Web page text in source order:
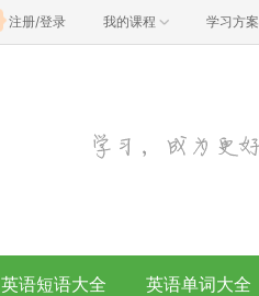
注册/登录 我的课程 学习方案
英语短语大全 英语单词大全